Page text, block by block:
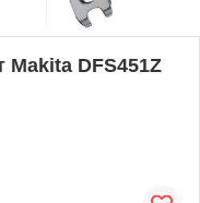
DFS451Z